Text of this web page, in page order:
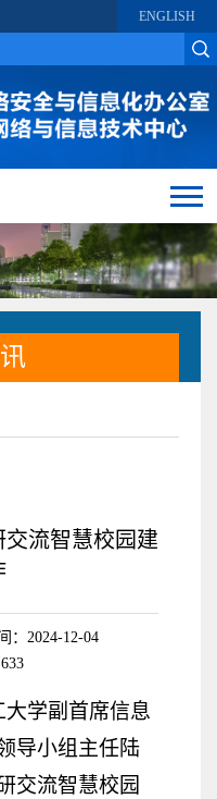
ENGLISH
流智慧校园建
：2024-12-04
633
大学副首席信息
导小组主任陆
交流智慧校园